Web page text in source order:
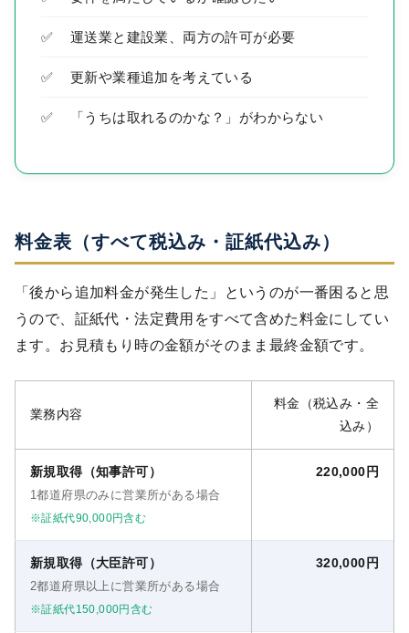
運送業と建設業、両方の許可が必要
更新や業種追加を考えている
「うちは取れるのかな？」がわからない
料金表（すべて税込み・証紙代込み）
「後から追加料金が発生した」というのが一番困ると思
うので、証紙代・法定費用をすべて含めた料金にしてい
ます。お見積もり時の金額がそのまま最終金額です。
業務内容
料金（税込み・全
込み）
新規取得（知事許可）
1都道府県のみに営業所がある場合
※証紙代90,000円含む
220,000円
新規取得（大臣許可）
2都道府県以上に営業所がある場合
※証紙代150,000円含む
320,000円